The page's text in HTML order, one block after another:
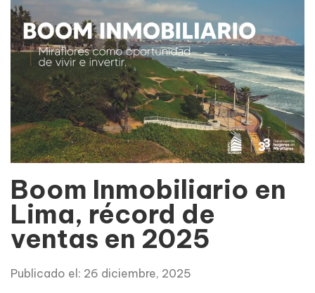
Boom Inmobiliario en
Lima, récord de
ventas en 2025
Publicado el: 26 diciembre, 2025